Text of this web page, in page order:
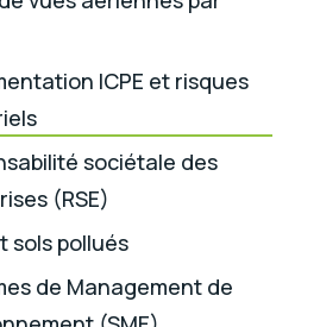
ICPE et risques
sociétale des
(RSE)
sols pollués
de Management de